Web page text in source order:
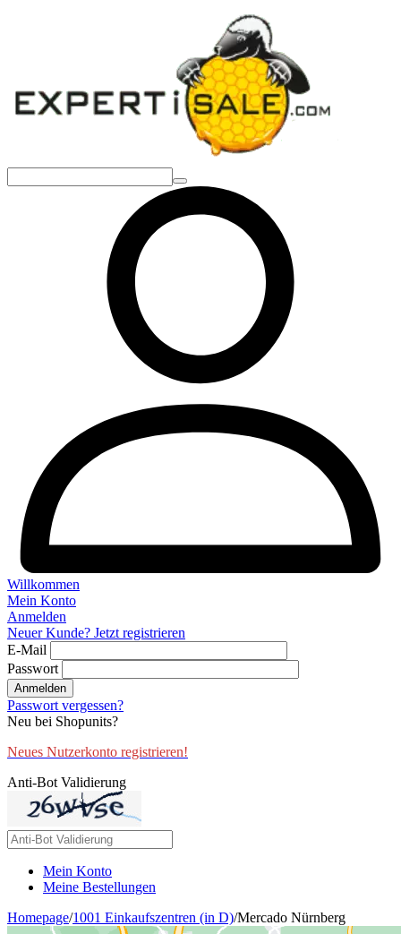
Willkommen
Mein Konto
Anmelden
Neuer Kunde? Jetzt registrieren
E-Mail
Passwort
Anmelden
Passwort vergessen?
Neu bei Shopunits?
Neues Nutzerkonto registrieren!
Anti-Bot Validierung
Mein Konto
Meine Bestellungen
Homepage/1001 Einkaufszentren (in D)/Mercado Nürnberg